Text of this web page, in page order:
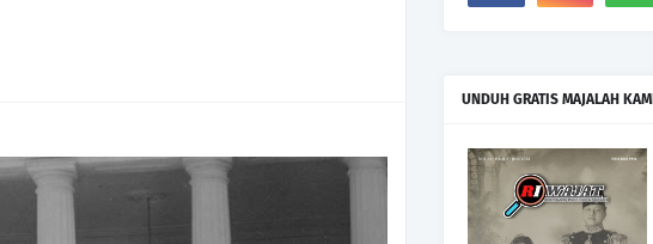
UNDUH GRATIS MAJALAH KAMI